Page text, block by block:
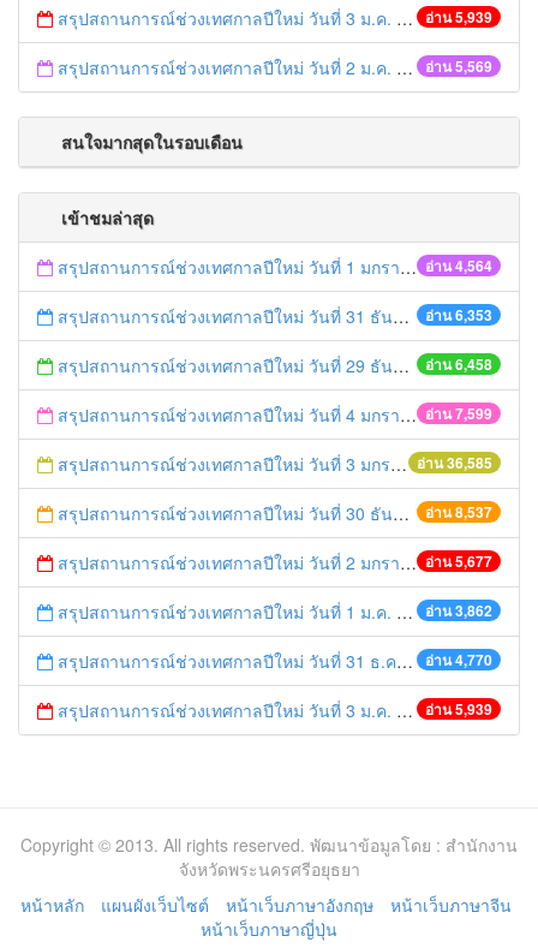
อ่าน 5,939
สรุปสถานการณ์ช่วงเทศกาลปีใหม่ วันที่ 3 ม.ค. 58
อ่าน 5,569
สรุปสถานการณ์ช่วงเทศกาลปีใหม่ วันที่ 2 ม.ค. 58
สนใจมากสุดในรอบเดือน
เข้าชมล่าสุด
อ่าน 4,564
สรุปสถานการณ์ช่วงเทศกาลปีใหม่ วันที่ 1 มกราคม 2559
อ่าน 6,353
สรุปสถานการณ์ช่วงเทศกาลปีใหม่ วันที่ 31 ธันวาคม 2558
อ่าน 6,458
สรุปสถานการณ์ช่วงเทศกาลปีใหม่ วันที่ 29 ธันวาคม 2558
อ่าน 7,599
สรุปสถานการณ์ช่วงเทศกาลปีใหม่ วันที่ 4 มกราคม 2559
อ่าน 36,585
สรุปสถานการณ์ช่วงเทศกาลปีใหม่ วันที่ 3 มกราคม 2559
อ่าน 8,537
สรุปสถานการณ์ช่วงเทศกาลปีใหม่ วันที่ 30 ธันวาคม 2558
อ่าน 5,677
สรุปสถานการณ์ช่วงเทศกาลปีใหม่ วันที่ 2 มกราคม 2559
อ่าน 3,862
สรุปสถานการณ์ช่วงเทศกาลปีใหม่ วันที่ 1 ม.ค. 58
อ่าน 4,770
สรุปสถานการณ์ช่วงเทศกาลปีใหม่ วันที่ 31 ธ.ค. 57
อ่าน 5,939
สรุปสถานการณ์ช่วงเทศกาลปีใหม่ วันที่ 3 ม.ค. 58
Copyright © 2013. All rights reserved. พัฒนาข้อมูลโดย : สำนักงาน
จังหวัดพระนครศรีอยุธยา
หน้าหลัก
แผนผังเว็บไซต์ หน้าเว็บภาษาอังกฤษ
หน้าเว็บภาษาจีน
หน้าเว็บภาษาญี่ปุ่น